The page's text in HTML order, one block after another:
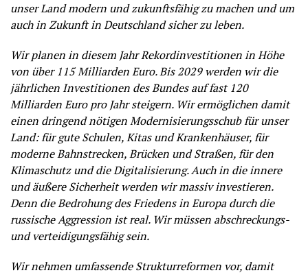
unser Land modern und zukunftsfähig zu machen und um
auch in Zukunft in Deutschland sicher zu leben.
Wir planen in diesem Jahr Rekordinvestitionen in Höhe
von über 115 Milliarden Euro. Bis 2029 werden wir die
jährlichen Investitionen des Bundes auf fast 120
Milliarden Euro pro Jahr steigern. Wir ermöglichen damit
einen dringend nötigen Modernisierungsschub für unser
Land: für gute Schulen, Kitas und Krankenhäuser, für
moderne Bahnstrecken, Brücken und Straßen, für den
Klimaschutz und die Digitalisierung. Auch in die innere
und äußere Sicherheit werden wir massiv investieren.
Denn die Bedrohung des Friedens in Europa durch die
russische Aggression ist real. Wir müssen abschreckungs-
und verteidigungsfähig sein.
Wir nehmen umfassende Strukturreformen vor, damit